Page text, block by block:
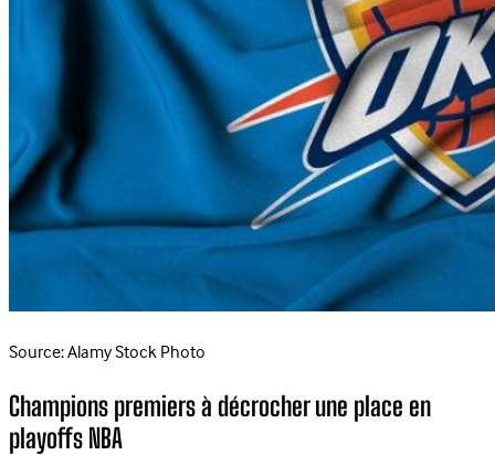
Source: Alamy Stock Photo
Champions premiers à décrocher une place en
playoffs NBA